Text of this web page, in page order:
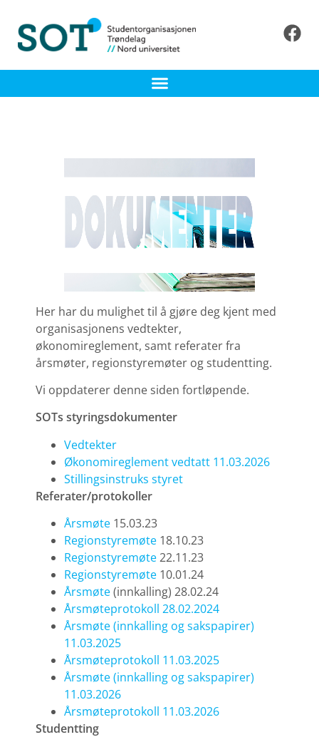
Her har du mulighet til å gjøre deg kjent med
organisasjonens vedtekter,
økonomireglement, samt referater fra
årsmøter, regionstyremøter og studentting.
Vi oppdaterer denne siden fortløpende.
SOTs styringsdokumenter
Vedtekter
Økonomireglement vedtatt 11.03.2026
Stillingsinstruks styret
Referater/protokoller
Årsmøte 15.03.23
Regionstyremøte 18.10.23
Regionstyremøte22.11.23
Regionstyremøte 10.01.24
Årsmøte(innkalling) 28.02.24
Årsmøteprotokoll 28.02.2024
Årsmøte (innkalling og sakspapirer)
11.03.2025
Årsmøteprotokoll 11.03.2025
Årsmøte (innkalling og sakspapirer)
11.03.2026
Årsmøteprotokoll 11.03.2026
Studentting